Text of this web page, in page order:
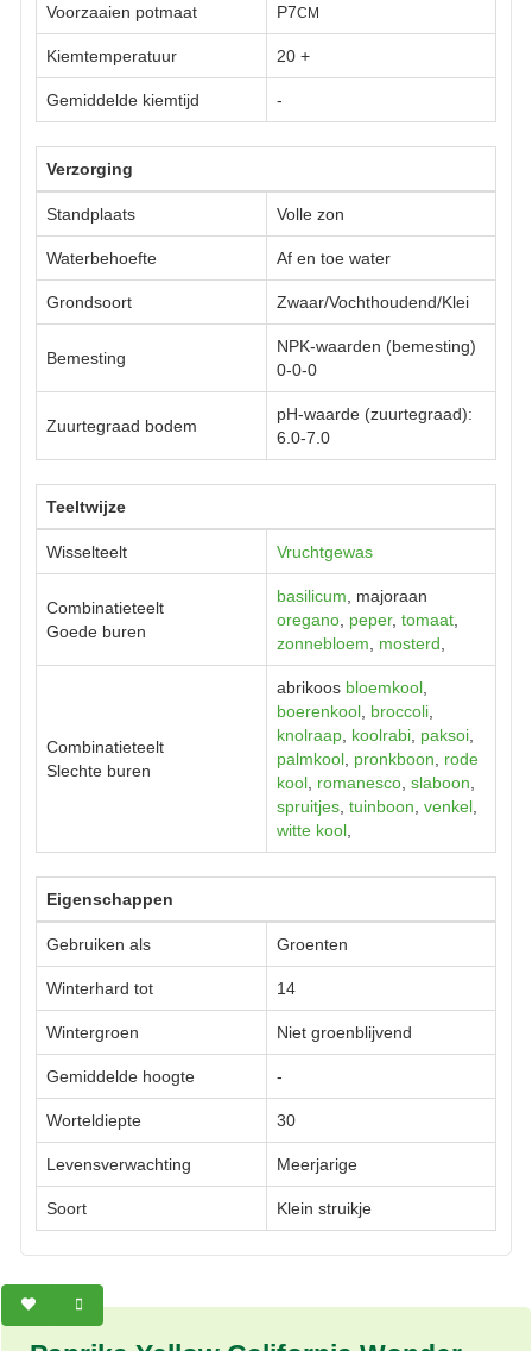
Voorzaaien potmaat P7CM
Kiemtemperatuur 20 +
Gemiddelde kiemtijd -
Verzorging
Standplaats Volle zon
Waterbehoefte Af en toe water
Grondsoort Zwaar/Vochthoudend/Klei
Bemesting
NPK-waarden (bemesting)
0-0-0
Zuurtegraad bodem
pH-waarde (zuurtegraad):
6.0-7.0
Teeltwijze
Wisselteelt Vruchtgewas
Combinatieteelt
Goede buren
basilicum , majoraan
oregano peper, tomaat
zonnebloem
mosterd
Combinatieteelt
Slechte buren
abrikoos bloemkool
boerenkool broccoli
knolraap koolrabi paksoi
palmkool pronkboon
rode
kool romanesco slaboon
spruitjes tuinboon venkel
witte kool
Eigenschappen
Gebruiken als Groenten
Winterhard tot 14
Wintergroen Niet groenblijvend
Gemiddelde hoogte -
Worteldiepte 30
Levensverwachting Meerjarige
Soort Klein struikje